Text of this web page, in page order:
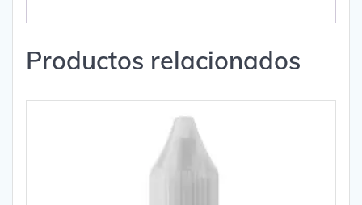
Productos relacionados